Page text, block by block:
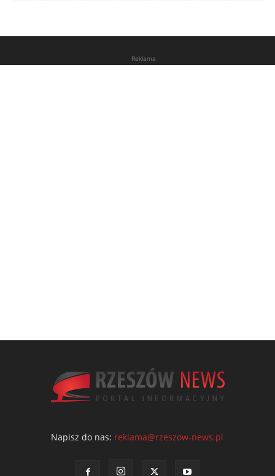
Reklama
Napisz do nas: reklama@rzeszow-news.pl